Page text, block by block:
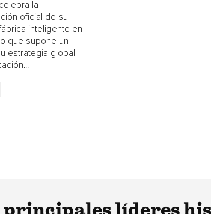
la
oficial de su
inteligente en
lo que supone un
estrategia global
principales líderes